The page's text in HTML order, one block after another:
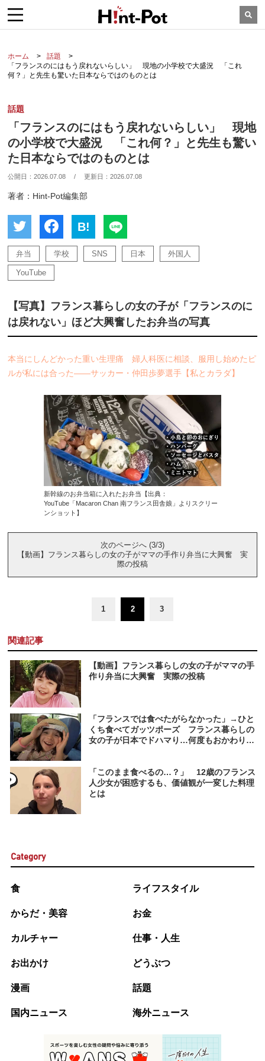
ホーム
話題
「フランスのにはもう戻れないらしい」 現地の小学校で大盛況 「これ
何？」と先生も驚いた日本ならではのものとは
話題
「フランスのにはもう戻れないらしい」 現地
の小学校で大盛況 「これ何？」と先生も驚い
た日本ならではのものとは
公開日：2026.07.08 / 更新日：2026.07.08
著者：Hint-Pot編集部
B!
弁当 学校 SNS 日本 外国人
YouTube
【写真】フランス暮らしの女の子が「フランスのに
は戻れない」ほど大興奮したお弁当の写真
本当にしんどかった重い生理痛 婦人科医に相談、服用し始めたピ
ルが私には合った――サッカー・仲田歩夢選手【私とカラダ】
新幹線のお弁当箱に入れたお弁当【出典：
YouTube「Macaron Chan 南フランス田舎娘」よりスクリー
ンショット】
次のページへ (3/3)
【動画】フランス暮らしの女の子がママの手作り弁当に大興奮 実
際の投稿
1 2 3
関連記事
【動画】フランス暮らしの女の子がママの手
作り弁当に大興奮 実際の投稿
「フランスでは食べたがらなかった」→ひと
くち食べてガッツポーズ フランス暮らしの
女の子が日本でドハマり…何度もおかわりし
「このまま食べるの…？」 12歳のフランス
人少女が困惑するも、価値観が一変した料理
とは
Category
食 ライフスタイル
からだ・美容 お金
カルチャー 仕事・人生
お出かけ どうぶつ
漫画 話題
国内ニュース 海外ニュース